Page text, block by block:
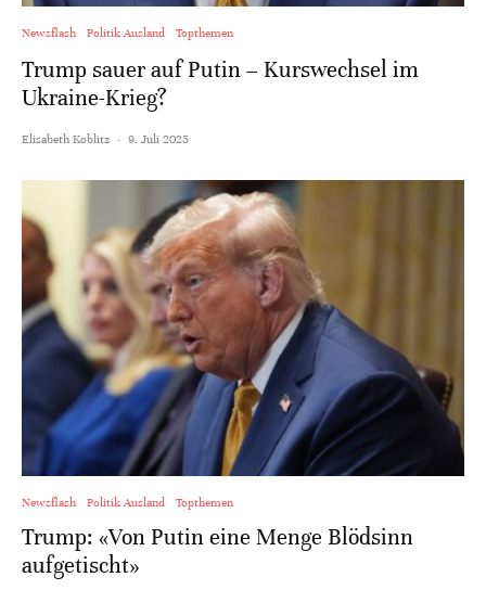
Newsflash Politik Ausland Topthemen
Trump sauer auf Putin – Kurswechsel im
Ukraine-Krieg?
Elisabeth Koblitz · 9. Juli 2025
Newsflash Politik Ausland Topthemen
Trump: «Von Putin eine Menge Blödsinn
aufgetischt»